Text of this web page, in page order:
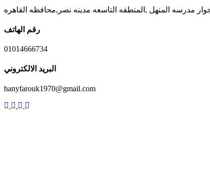
رقم الهاتف
01014666734
البريد الالكتروني
hanyfarouk1970@gmail.com